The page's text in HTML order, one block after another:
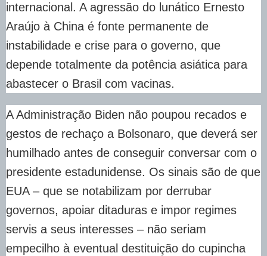
internacional. A agressão do lunático Ernesto
Araújo à China é fonte permanente de
instabilidade e crise para o governo, que
depende totalmente da potência asiática para
abastecer o Brasil com vacinas.
A Administração Biden não poupou recados e
gestos de rechaço a Bolsonaro, que deverá ser
humilhado antes de conseguir conversar com o
presidente estadunidense. Os sinais são de que
EUA – que se notabilizam por derrubar
governos, apoiar ditaduras e impor regimes
servis a seus interesses – não seriam
empecilho à eventual destituição do cupincha